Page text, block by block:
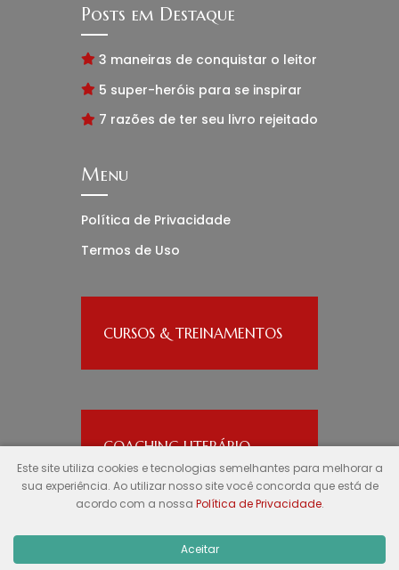
Posts em Destaque
3 maneiras de conquistar o leitor
5 super-heróis para se inspirar
7 razões de ter seu livro rejeitado
Menu
Política de Privacidade
Termos de Uso
CURSOS & TREINAMENTOS
COACHING LITERÁRIO
© Ronize Aline
Este site utiliza cookies e tecnologias semelhantes para melhorar a
sua experiência. Ao utilizar nosso site você concorda que está de
acordo com a nossa Política de Privacidade.
Aceitar